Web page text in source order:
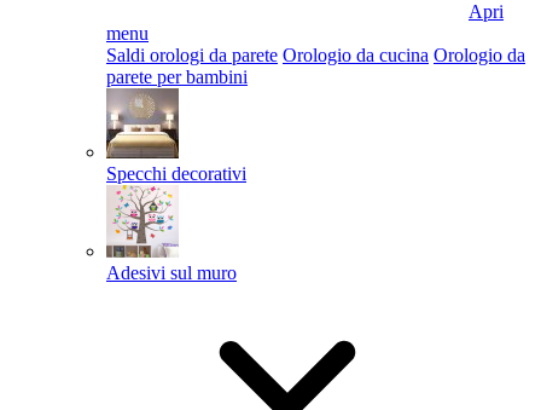
Apri
menu
Saldi orologi da parete Orologio da cucina Orologio da
parete per bambini
Specchi decorativi
Adesivi sul muro